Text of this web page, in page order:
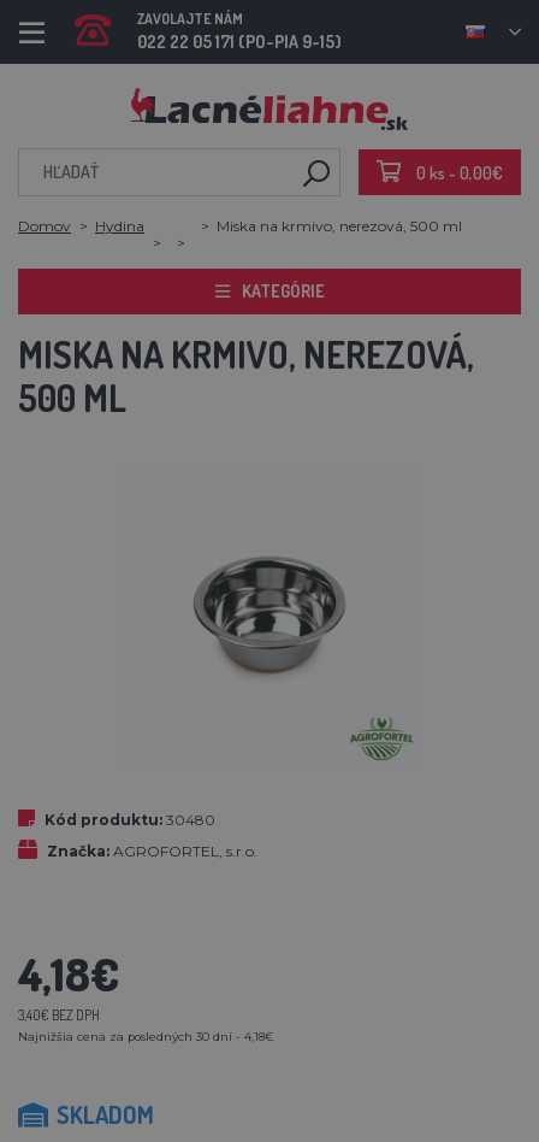
ZAVOLAJTE NÁM
022 22 05 171 (PO-PIA 9-15)
0 ks - 0,00€
Domov Hydina Miska na krmivo, nerezová, 500 ml
KATEGÓRIE
MISKA NA KRMIVO, NEREZOVÁ,
500 ML
Kód produktu: 30480
Značka: AGROFORTEL, s.r.o.
4,18€
3,40€ BEZ DPH
Najnižšia cena za posledných 30 dní - 4,18€
SKLADOM